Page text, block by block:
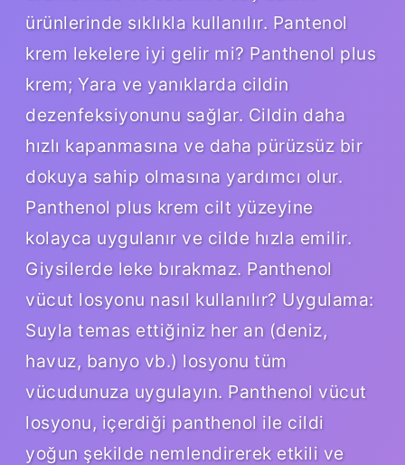
ürünlerinde sıklıkla kullanılır. Pantenol
krem lekelere iyi gelir mi? Panthenol plus
krem; Yara ve yanıklarda cildin
dezenfeksiyonunu sağlar. Cildin daha
hızlı kapanmasına ve daha pürüzsüz bir
dokuya sahip olmasına yardımcı olur.
Panthenol plus krem ​​cilt yüzeyine
kolayca uygulanır ve cilde hızla emilir.
Giysilerde leke bırakmaz. Panthenol
vücut losyonu nasıl kullanılır? Uygulama:
Suyla temas ettiğiniz her an (deniz,
havuz, banyo vb.) losyonu tüm
vücudunuza uygulayın. Panthenol vücut
losyonu, içerdiği panthenol ile cildi
yoğun şekilde nemlendirerek etkili ve